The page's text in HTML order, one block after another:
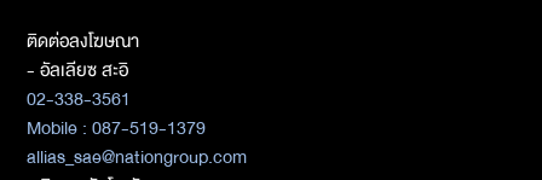
ติดต่อลงโฆษณา
- อัลเลียซ สะอิ
02-338-3561
Mobile : 087-519-1379
allias_sae@nationgroup.com